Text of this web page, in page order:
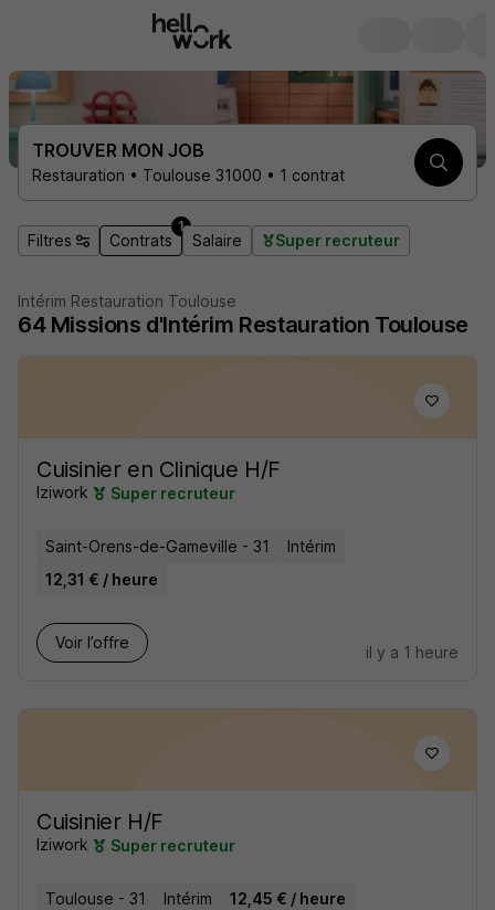
TROUVER MON JOB
Restauration • Toulouse 31000 • 1 contrat
Filtres Contrats
1
Salaire Super recruteur
Intérim Restauration Toulouse
64 Missions d'Intérim Restauration Toulouse
Cuisinier en Clinique H/F
Iziwork Super recruteur
Saint-Orens-de-Gameville - 31
Intérim
12,31 € / heure
Voir l’offre
il y a 1 heure
Cuisinier H/F
Iziwork Super recruteur
Toulouse - 31 Intérim 12,45 € / heure